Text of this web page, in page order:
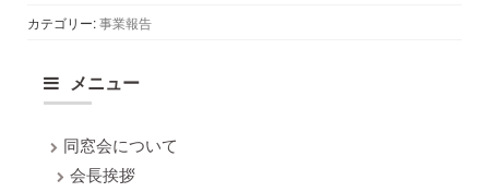
カテゴリー:事業報告
メニュー
同窓会について
会長挨拶